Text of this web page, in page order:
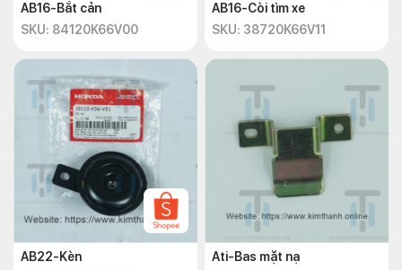
AB16-Bắt cản
SKU: 84120K66V00
AB16-Còi tìm xe
SKU: 38720K66V11
AB22-Kèn
Ati-Bas mặt nạ